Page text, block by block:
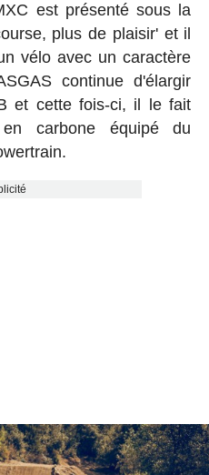
est présenté sous la
plus de plaisir' et il
vélo avec un caractère
continue d'élargir
et cette fois-ci, il le fait
carbone équipé du